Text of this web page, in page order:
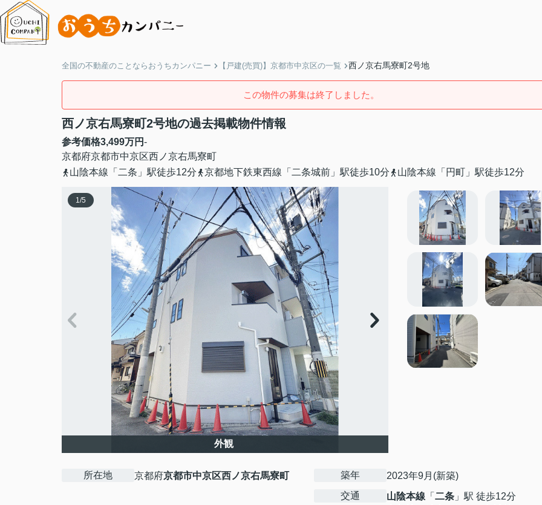
全国の不動産のことならおうちカンパニー 【戸建(売買)】京都市中京区の一覧 西ノ京右馬寮町2号地
この物件の募集は終了しました。
西ノ京右馬寮町2号地の過去掲載物件情報
参考価格3,499万円-
京都府京都市中京区西ノ京右馬寮町
山陰本線「二条」駅徒歩12分
京都地下鉄東西線「二条城前」駅徒歩10分 山陰本線「円町」駅徒歩12分
1/5
外観
所在地 京都府京都市中京区西ノ京右馬寮町 築年
2023年9月(新築)
交通
山陰本線 「 二条 」駅 徒歩12分